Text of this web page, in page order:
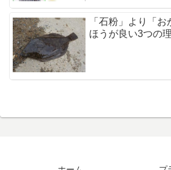
「石粉」より「
ほうが良い3つの理